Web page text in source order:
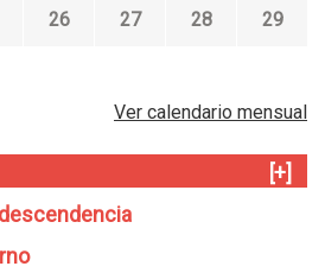
26 27 28 29
Ver calendario mensual
[+]